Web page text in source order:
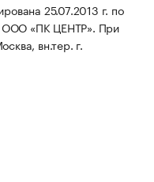
25.07.2013 г. по
ООО «ПК ЦЕНТР». При
вн.тер. г.